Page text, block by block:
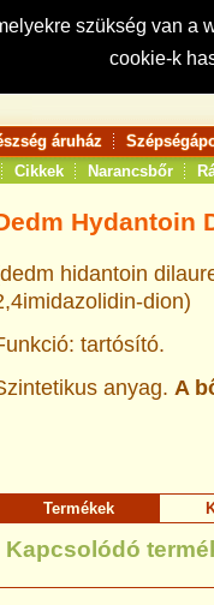
szükség van
cookie-k
Keresés:
áruház
Cikkek Narancsbőr
Hydantoin
hidantoin
dion)
tartósító.
anyag. A
Termékek
Kapcsolódó